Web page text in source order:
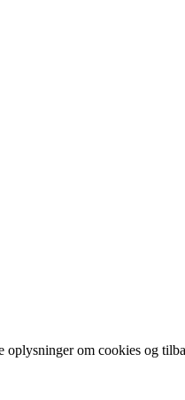
om cookies og